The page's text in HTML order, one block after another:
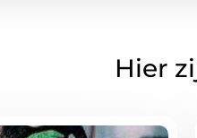
Hier